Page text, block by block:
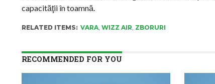
capacităţii în toamnă.
RELATED ITEMS: VARA, WIZZ AIR, ZBORURI
RECOMMENDED FOR YOU